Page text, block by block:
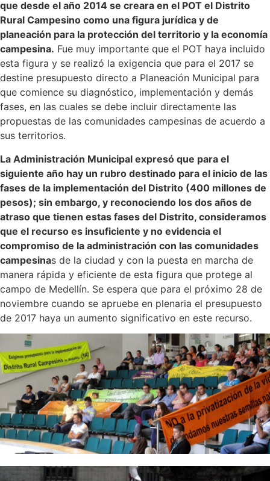
que desde el año 2014 se creara en el POT el Distrito
Rural Campesino como una figura jurídica y de
planeación para la protección del territorio y la economía
campesina. Fue muy importante que el POT haya incluido
esta figura y se realizó la exigencia que para el 2017 se
destine presupuesto directo a Planeación Municipal para
que comience su diagnóstico, implementación y demás
fases, en las cuales se debe incluir directamente las
propuestas de las comunidades campesinas de acuerdo a
sus territorios.
La Administración Municipal expresó que para el
siguiente año hay un rubro destinado para el inicio de las
fases de la implementación del Distrito (400 millones de
pesos); sin embargo, y reconociendo los dos años de
atraso que tienen estas fases del Distrito, consideramos
que el recurso es insuficiente y no evidencia el
compromiso de la administración con las comunidades
campesinas de la ciudad y con la puesta en marcha de
manera rápida y eficiente de esta figura que protege al
campo de Medellín. Se espera que para el próximo 28 de
noviembre cuando se apruebe en plenaria el presupuesto
de 2017 haya un aumento significativo en este recurso.